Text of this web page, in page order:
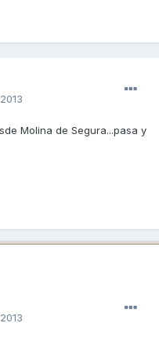
Molina de Segura...pasa y